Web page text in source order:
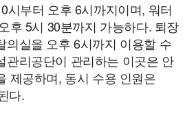
시부터 오후 6시까지이며, 워터
후 5시 30분까지 가능하다. 퇴장
의실을 오후 6시까지 이용할 수
관리공단이 관리하는 이곳은 안
제공하며, 동시 수용 인원은
다.